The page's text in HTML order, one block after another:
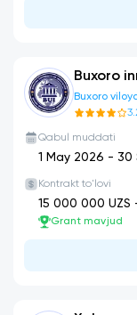
Buxoro
Buxoro
Qabul muddati
1 May 2026 - 30
Kontrakt to'lovi
15 000 000 UZS
Grant mavjud